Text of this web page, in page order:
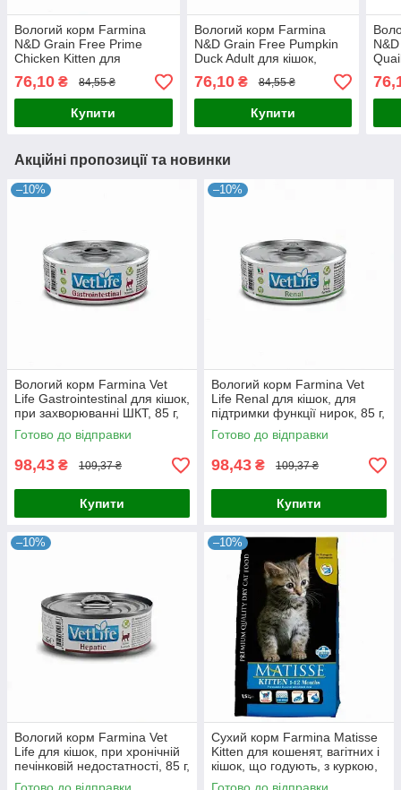
Вологий корм Farmina
N&D Grain Free Prime
Chicken Kitten для
кошенят, беззерновий, з
куркою та гранатом, 70 г,
оригінал
76,10 ₴ 84,55 ₴
Купити
Вологий корм Farmina
N&D Grain Free Pumpkin
Duck Adult для кішок,
беззерновий, з гарбузом
та качкою, 70 г, оригінал
76,10₴ 84,55 ₴
Купити
Акційні пропозиції та новинки
–10%
Вологий корм Farmina Vet
Life Gastrointestinal для кішок,
при захворюванні ШКТ, 85 г,
оригінал
Готово до відправки
98,43 ₴ 109,37 ₴
Купити
–10%
Вологий корм Farmina Vet
Life Renal для кішок, для
підтримки функції нирок, 85 г,
оригінал
Готово до відправки
98,43 ₴ 109,37 ₴
Купити
–10%
Вологий корм Farmina Vet
Life для кішок, при хронічній
печінковій недостатності, 85 г,
оригінал
–10%
Сухий корм Farmina Matisse
Kitten для кошенят, вагітних і
кішок, що годують, з куркою,
1.5 кг , оригінал